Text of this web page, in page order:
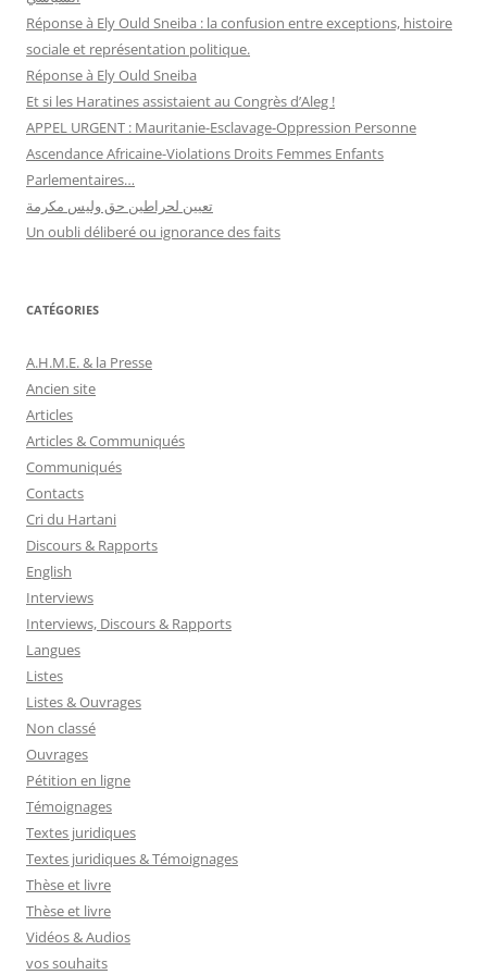
Réponse à Ely Ould Sneiba : la confusion entre exceptions, histoire
sociale et représentation politique.
Réponse à Ely Ould Sneiba
Et si les Haratines assistaient au Congrès d’Aleg !
APPEL URGENT : Mauritanie-Esclavage-Oppression Personne
Ascendance Africaine-Violations Droits Femmes Enfants
Parlementaires…
تعيين لحراطين حق وليس مكرمة
Un oubli déliberé ou ignorance des faits
CATÉGORIES
A.H.M.E. & la Presse
Ancien site
Articles
Articles & Communiqués
Communiqués
Contacts
Cri du Hartani
Discours & Rapports
English
Interviews
Interviews, Discours & Rapports
Langues
Listes
Listes & Ouvrages
Non classé
Ouvrages
Pétition en ligne
Témoignages
Textes juridiques
Textes juridiques & Témoignages
Thèse et livre
Thèse et livre
Vidéos & Audios
vos souhaits